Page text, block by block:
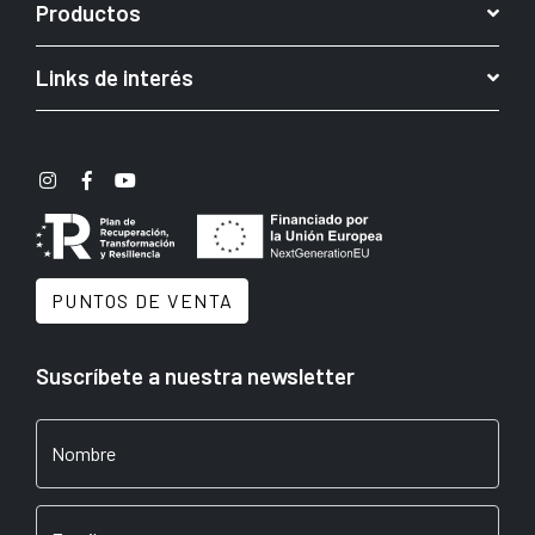
Productos
Links de interés
PUNTOS DE VENTA
Suscríbete a nuestra newsletter
Nombre